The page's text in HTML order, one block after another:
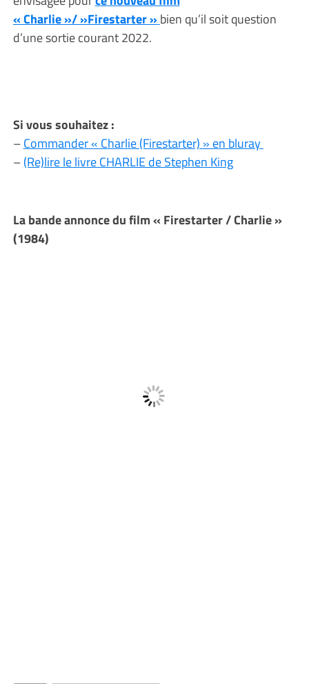
« Charlie »/ »Firestarter »bien qu’il soit question
d’une sortie courant 2022.
Si vous souhaitez :
–Commander « Charlie (Firestarter) » en bluray
–(Re)lire le livre CHARLIE de Stephen King
La bande annonce du film « Firestarter / Charlie »
(1984)